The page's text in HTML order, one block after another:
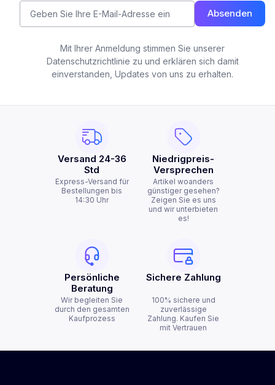
Absenden
Mit Ihrer Anmeldung stimmen Sie unserer
Datenschutzrichtlinie zu und erklären sich damit
einverstanden, Updates von uns zu erhalten.
Versand 24-36
Std
Express-Versand für
Bestellungen bis
14:30 Uhr
Niedrigpreis-
Versprechen
Artikel woanders
günstiger gesehen?
Zeigen Sie es uns
und wir unterbieten
es!
Persönliche
Beratung
Wir begleiten Sie
durch den gesamten
Kaufprozess
Sichere Zahlung
100% sichere und
zuverlässige
Zahlung. Kaufen Sie
mit Vertrauen